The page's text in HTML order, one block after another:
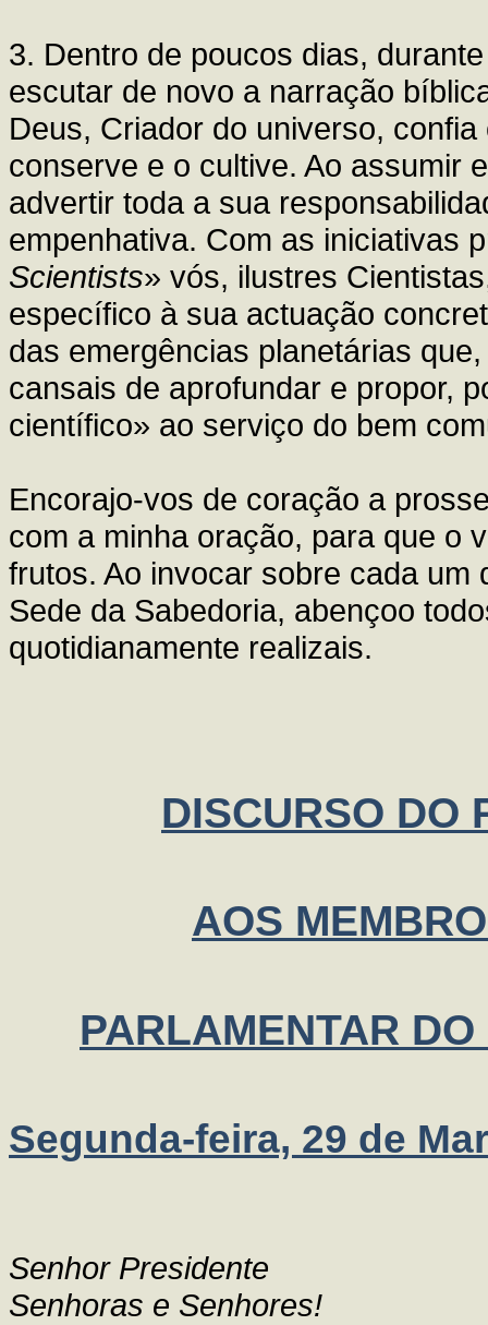
3. Dentro de poucos dias,
escutar de novo a narração
Deus, Criador do universo,
conserve e o cultive. Ao assumir
advertir toda a sua
empenhativa. Com as iniciativas
Scientists» vós, ilustres
específico à sua actuação
das emergências planetárias
cansais de aprofundar e propor,
científico» ao serviço do bem
Encorajo-vos de coração a
com a minha oração, para que o
frutos. Ao invocar sobre cada
Sede da Sabedoria, abençoo
quotidianamente realizais.
DISCURSO DO
AOS
PARLAMENTAR
Segunda-feira, 29 de
Senhor Presidente
Senhoras e Senhores!